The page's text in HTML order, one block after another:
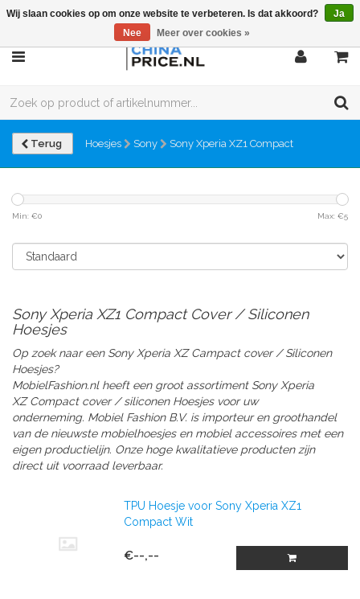
Terug Hoesjes Sony Sony Xperia XZ1 Compact
Min: €0 Max: €5
Sony Xperia XZ1 Compact Cover / Siliconen
Hoesjes
Op zoek naar een Sony Xperia XZ Campact cover / Siliconen
Hoesjes?
MobielFashion.nl heeft een groot assortiment Sony Xperia
XZCompact cover / siliconen Hoesjesvoor uw
onderneming. Mobiel Fashion B.V. is importeur en groothandel
van de nieuwste mobielhoesjes en mobiel accessoires met een
eigen productielijn. Onze hoge kwalitatieve producten zijn
direct uit voorraad leverbaar.
TPU Hoesje voor Sony Xperia XZ1
Compact Wit
€--,--
Wij slaan cookies op om onze website te verbeteren. Is dat akkoord?
Ja
Nee
Meer over cookies »